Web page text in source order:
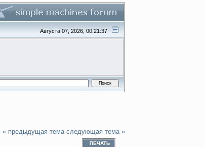
Августа 07, 2026, 00:21:37
« предыдущая тема следующая тема »
ПЕЧАТЬ